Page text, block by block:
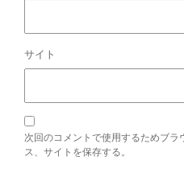
サイト
次回のコメントで使用するためブ
ス、サイトを保存する。